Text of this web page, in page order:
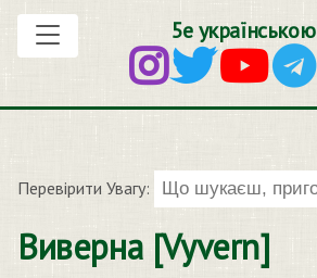
5е українською
Перевірити Увагу:
Виверна [Vyvern]